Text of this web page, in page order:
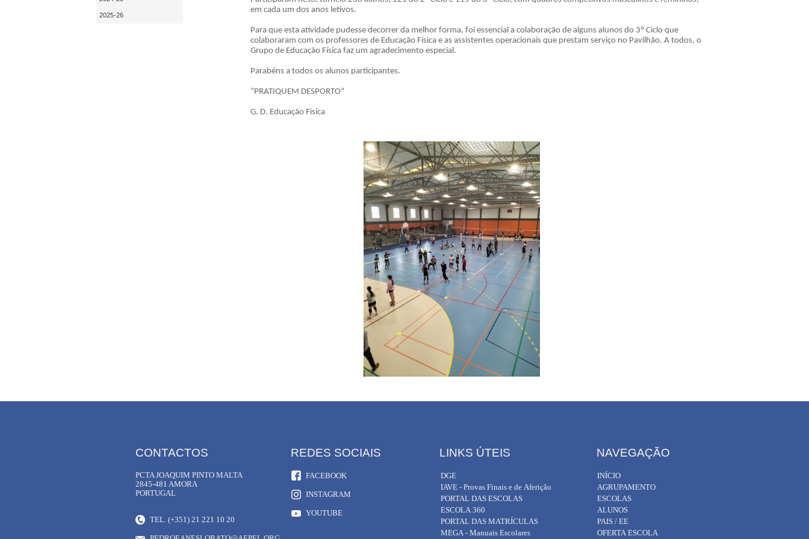
2025-26
em cada um dos anos letivos.
Para que esta atividade pudesse decorrer da melhor forma, foi essencial a colaboração de alguns alunos do 3º Ciclo que
colaboraram com os professores de Educação Física e as assistentes operacionais que prestam serviço no Pavilhão. A todos, o
Grupo de Educação Física faz um agradecimento especial.
Parabéns a todos os alunos participantes.
“PRATIQUEM DESPORTO”
G. D. Educação Física
TEL. (+351) 21 221 10 20
FACEBOOK
INSTAGRAM
YOUTUBE
DGE
IAVE - Provas Finais e de Aferição
PORTAL DAS ESCOLAS
ESCOLA 360
PORTAL DAS MATRÍCULAS
MEGA - Manuais Escolares
CONTACTOS
PCTA JOAQUIM PINTO MALTA
2845-481 AMORA
PORTUGAL
NAVEGAÇÃO
INÍCIO
AGRUPAMENTO
ESCOLAS
ALUNOS
PAIS / EE
OFERTA ESCOLA
REDES SOCIAIS LINKS ÚTEIS